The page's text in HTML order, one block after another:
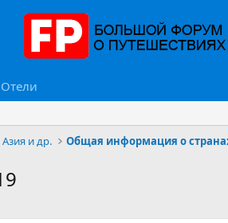
Отели
и др. Общая информация о